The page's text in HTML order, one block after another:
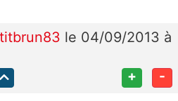
le 04/09/2013 à
+ -